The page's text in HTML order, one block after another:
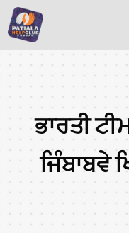
ਭਾਰਤੀ
ਜਿੰਬਾਬਵੇ